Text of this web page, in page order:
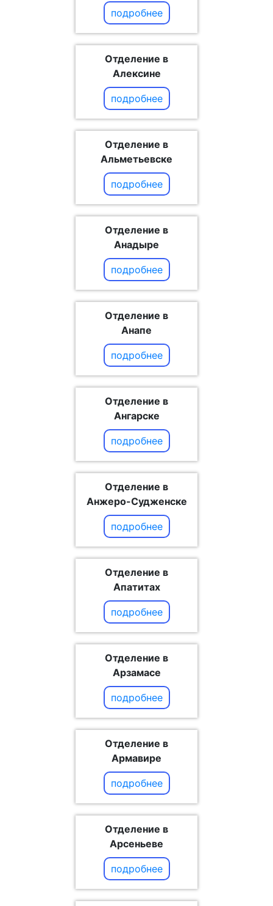
подробнее
Отделение в
Алексине
подробнее
Отделение в
Альметьевске
подробнее
Отделение в
Анадыре
подробнее
Отделение в
Анапе
подробнее
Отделение в
Ангарске
подробнее
Отделение в
Анжеро-Судженске
подробнее
Отделение в
Апатитах
подробнее
Отделение в
Арзамасе
подробнее
Отделение в
Армавире
подробнее
Отделение в
Арсеньеве
подробнее